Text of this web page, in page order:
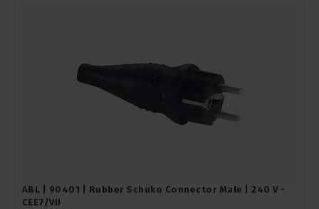
ABL | 90401 | Rubber Schuko Connector Male | 240 V -
CEE7/VII